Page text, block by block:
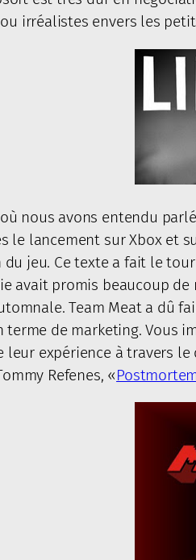
irréalistes envers les
nous avons entendu
le lancement sur Xbox et
jeu. Ce texte a fait le
avait promis beaucoup
Team Meat a dû
terme de marketing. Vous
leur expérience à travers
Refenes, «